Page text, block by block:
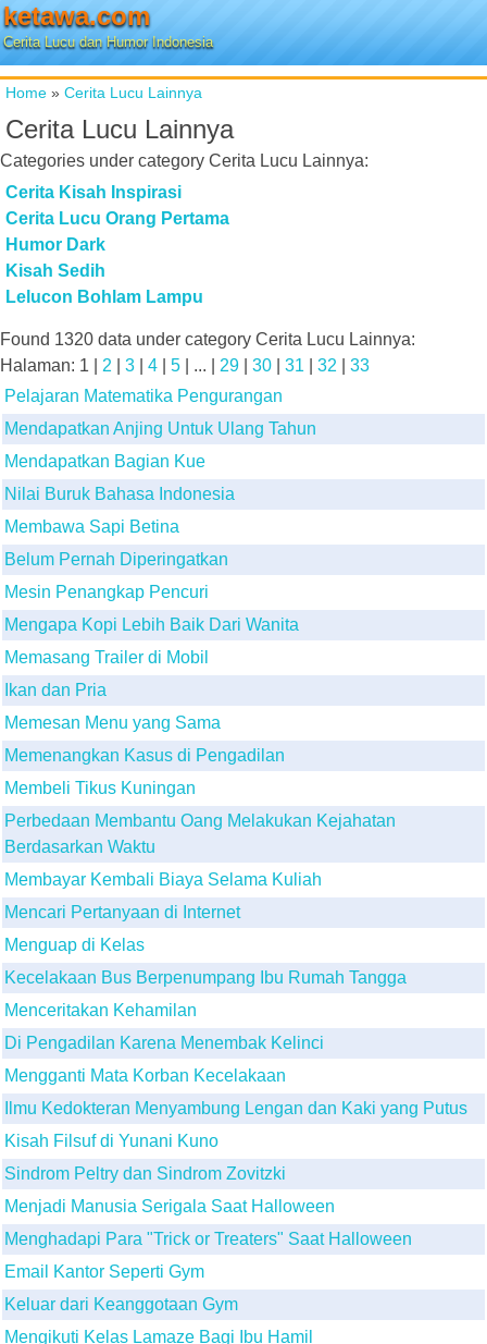
ketawa.com
Cerita Lucu dan Humor Indonesia
Home » Cerita Lucu Lainnya
Cerita Lucu Lainnya
Categories under category Cerita Lucu Lainnya:
Cerita Kisah Inspirasi
Cerita Lucu Orang Pertama
Humor Dark
Kisah Sedih
Lelucon Bohlam Lampu
Found 1320 data under category Cerita Lucu Lainnya:
Halaman: 1 2 3 4 5 | ... | 29 30 31 32
33
Pelajaran Matematika Pengurangan
Mendapatkan Anjing Untuk Ulang Tahun
Mendapatkan Bagian Kue
Nilai Buruk Bahasa Indonesia
Membawa Sapi Betina
Belum Pernah Diperingatkan
Mesin Penangkap Pencuri
Mengapa Kopi Lebih Baik Dari Wanita
Memasang Trailer di Mobil
Ikan dan Pria
Memesan Menu yang Sama
Memenangkan Kasus di Pengadilan
Membeli Tikus Kuningan
Perbedaan Membantu Oang Melakukan Kejahatan
Berdasarkan Waktu
Membayar Kembali Biaya Selama Kuliah
Mencari Pertanyaan di Internet
Menguap di Kelas
Kecelakaan Bus Berpenumpang Ibu Rumah Tangga
Menceritakan Kehamilan
Di Pengadilan Karena Menembak Kelinci
Mengganti Mata Korban Kecelakaan
Ilmu Kedokteran Menyambung Lengan dan Kaki yang Putus
Kisah Filsuf di Yunani Kuno
Sindrom Peltry dan Sindrom Zovitzki
Menjadi Manusia Serigala Saat Halloween
Menghadapi Para "Trick or Treaters" Saat Halloween
Email Kantor Seperti Gym
Keluar dari Keanggotaan Gym
Mengikuti Kelas Lamaze Bagi Ibu Hamil